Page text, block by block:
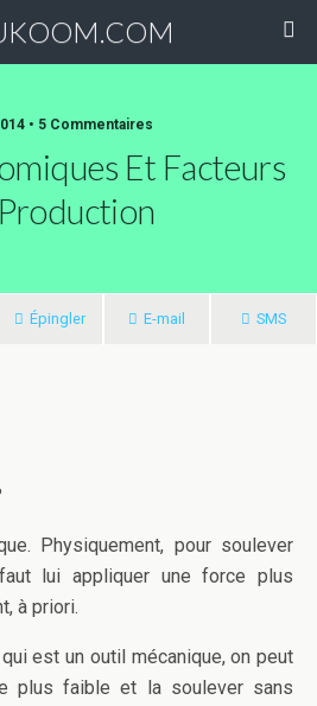
• 5 Commentaires
Et Facteurs
Épingler E-mail SMS
Physiquement, pour soulever
lui appliquer une force plus
à priori.
est un outil mécanique, on peut
plus faible et la soulever sans